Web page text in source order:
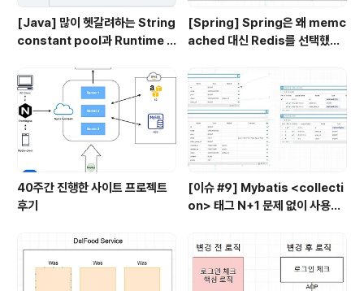
[Java] 많이 헷갈려하는 String
constant pool과 Runtime C
nstant pool
[Spring] Spring은 왜 memc
ached 대신 Redis를 선택했을
40주간 진행한 사이트 프로젝트
후기
[이슈 #9] Mybatis <collecti
on> 태그 N+1 문제 없이 사용하